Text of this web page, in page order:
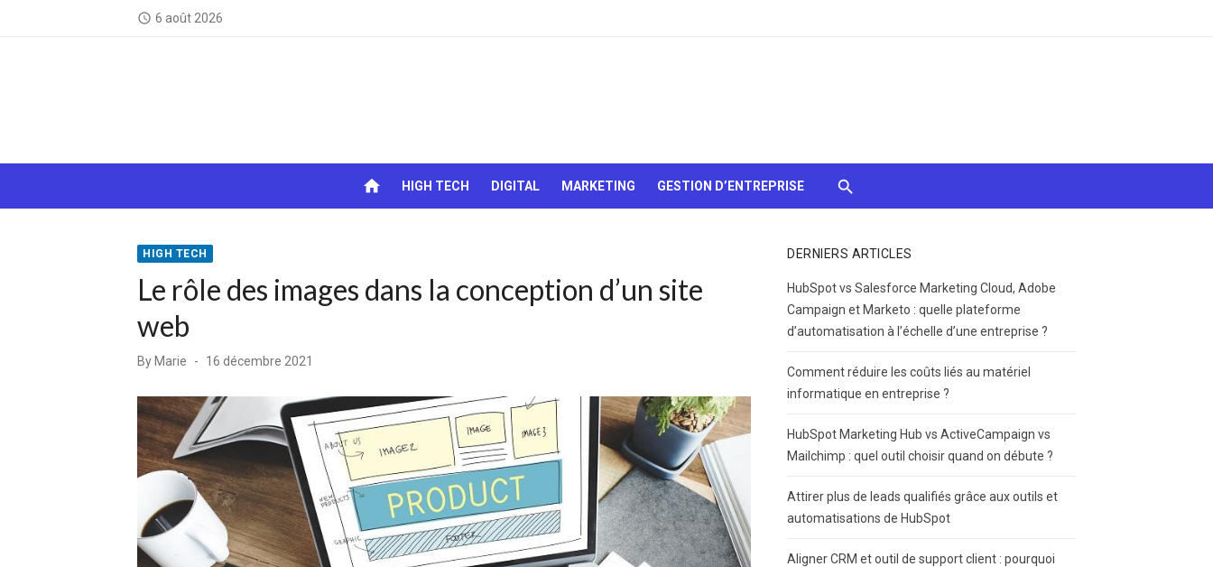
access_time 6 août 2026
chocolats…
tomber !
home HIGH TECH DIGITAL MARKETING GESTION D’ENTREPRISE
HIGH TECH
Le rôle des images dans la conception d’un site
web
By Marie
Posted
16 décembre 2021
DERNIERS ARTICLES
HubSpot vs Salesforce Marketing Cloud, Adobe
Campaign et Marketo : quelle plateforme
d’automatisation à l’échelle d’une entreprise ?
Comment réduire les coûts liés au matériel
informatique en entreprise ?
HubSpot Marketing Hub vs ActiveCampaign vs
Mailchimp : quel outil choisir quand on débute ?
Attirer plus de leads qualifiés grâce aux outils et
automatisations de HubSpot
Aligner CRM et outil de support client : pourquoi